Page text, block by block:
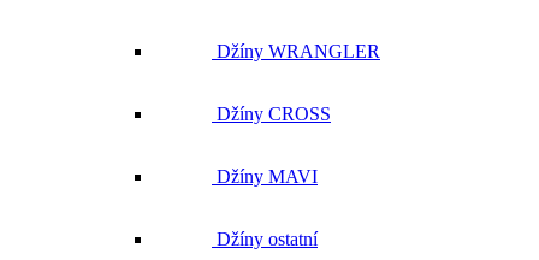
Džíny WRANGLER
Džíny CROSS
Džíny MAVI
Džíny ostatní